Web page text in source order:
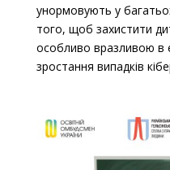
унормовують у
того, щоб захистити
особливо вразливою в
зростання випадків